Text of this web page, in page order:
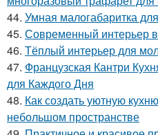
44. Умная малогабаритка
45. Современный интерьер
46. Тёплый интерьер для
47. Французская Кантри
для Каждого Дня
48. Как создать уютную
небольшом пространстве